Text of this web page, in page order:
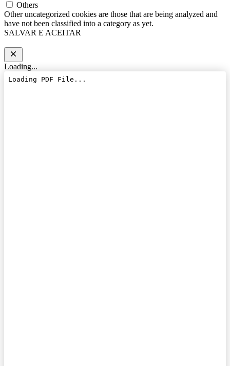
Others
Other uncategorized cookies are those that are being analyzed and
have not been classified into a category as yet.
SALVAR E ACEITAR
Loading...